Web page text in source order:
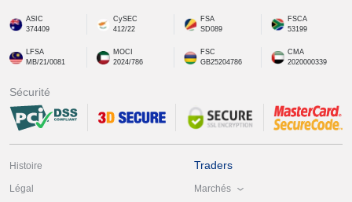
ASIC
374409
CySEC
412/22
FSA
SD089
FSCA
53199
LFSA
MB/21/0081
MOCI
2024/786
FSC
GB25204786
CMA
2020000339
Sécurité
Histoire
Légal
Traders
Marchés